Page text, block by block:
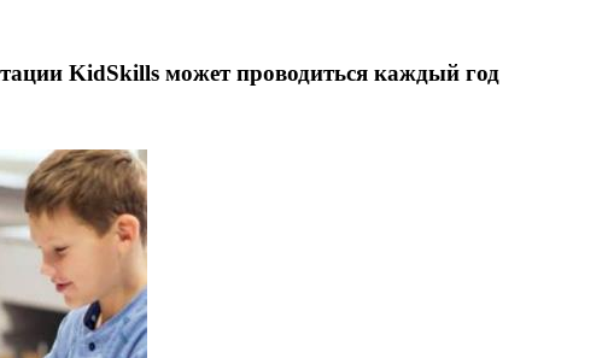
KidSkills может проводиться каждый год